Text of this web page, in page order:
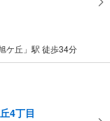
ケ丘」駅 徒歩34分
4丁目